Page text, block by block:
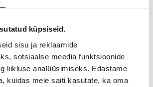
küpsiseid.
sisu ja reklaamide
sotsiaalse meedia funktsioonide
liikluse analüüsimiseks. Edastame
kuidas meie saiti kasutate, ka oma
S0500-NNCS S1502-G50Y
NCS S5500-NNCS S9000-N